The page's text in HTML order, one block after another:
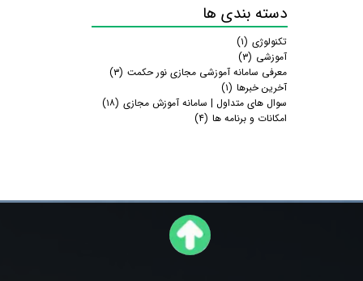
دسته بندی ها
تکنولوژی (۱)
آموزشی (۳)
معرفی سامانه آموزشی مجازی نور حکمت (۳)
آخرین خبرها (۱)
سوال های متداول | سامانه آموزش مجازی (۱۸)
امکانات و برنامه ها (۴)